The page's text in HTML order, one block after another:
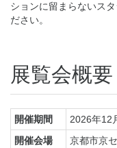
ションに留まらないス
ださい。
展覧会概要
開催期間 2026年12
開催会場
京都市京